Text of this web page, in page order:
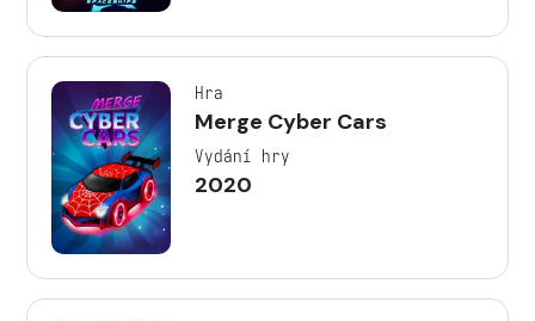
Hra
Merge Cyber Cars
Vydání hry
2020